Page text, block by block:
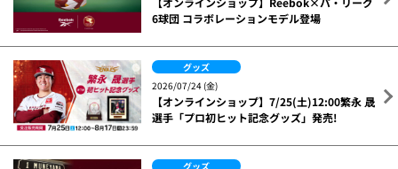
6球団 コラボレーションモデル登場
グッズ
2026/07/24 (金)
【オンラインショップ】7/25(土)12:00繁永 晟
選手「プロ初ヒット記念グッズ」発売!
グッズ